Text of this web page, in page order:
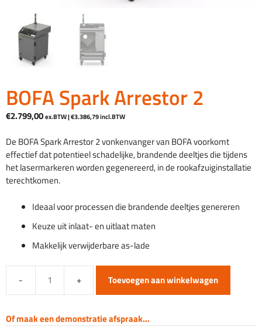
BOFA Spark Arrestor 2
€2.799,00ex.BTW |€3.386,79incl.BTW
De BOFA Spark Arrestor 2 vonkenvanger van BOFA voorkomt
effectief dat potentieel schadelijke, brandende deeltjes die tijdens
het lasermarkeren worden gegenereerd, in de rookafzuiginstallatie
terechtkomen.
Ideaal voor processen die brandende deeltjes genereren
Keuze uit inlaat- en uitlaat maten
Makkelijk verwijderbare as-lade
BOFA
Spark
2
Toevoegen aan winkelwagen
Of maak een demonstratie afspraak...